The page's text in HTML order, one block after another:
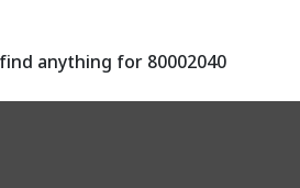
anything for 80002040